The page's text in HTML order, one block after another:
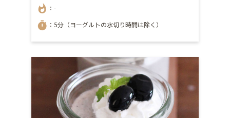
whatshot ：-
timer ：5分（ヨーグルトの水切り時間は除く）